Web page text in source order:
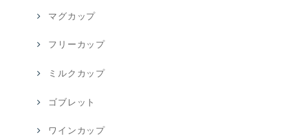
マグカップ
フリーカップ
ミルクカップ
ゴブレット
ワインカップ